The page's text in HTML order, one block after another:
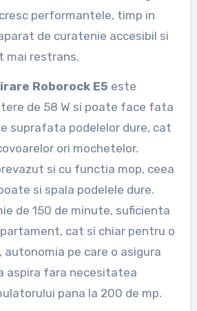
performantele, timp in
de curatenie accesibil si
mai restrans.
Roborock E5 este
de 58 W si poate face fata
suprafata podelelor dure, cat
ori mochetelor.
si cu functia mop, ceea
si spala podelele dure.
de 150 de minute, suficienta
cat si chiar pentru o
autonomia pe care o asigura
aspira fara necesitatea
pana la 200 de mp.